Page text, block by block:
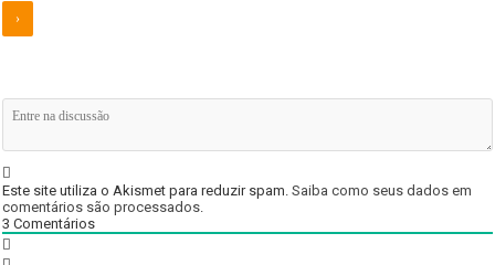
Este site utiliza o Akismet para reduzir spam.Saiba como seus dados em
comentários são processados.
3 Comentários